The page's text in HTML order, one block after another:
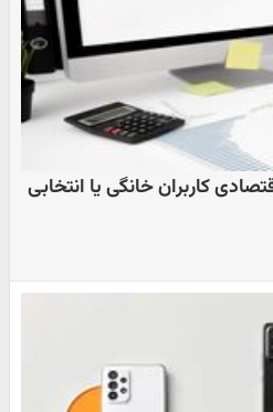
کاربران خانگی یا انتخابی